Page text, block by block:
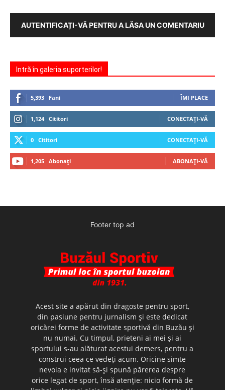
AUTENTIFICAȚI-VĂ PENTRU A LĂSA UN COMENTARIU
Intră în galeria suporterilor!
5,393 Fani ÎMI PLACE
1,124 Cititori CONECTAȚI-VĂ
0 Cititori CONECTAȚI-VĂ
1,205 Abonați ABONAȚI-VĂ
Footer top ad
Acest site a apărut din dragoste pentru sport,
din pasiune pentru jurnalism şi este dedicat
oricărei forme de activitate sportivă din Buzău şi
nu numai. Cu timpul, prieteni ai mei şi ai
sportului s-au alăturat acestui demers, pentru a
construi ceea ce vedeţi acum. Oricine simte
nevoia e invitat să-şi spună părerea despre
orice legat de sport, însă atenţie: nicio formă de